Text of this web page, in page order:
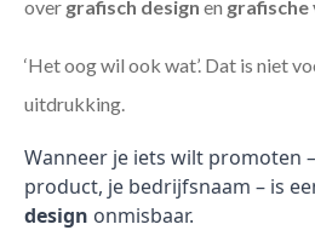
over grafisch design en
‘Het oog wil ook wat’. Dat is niet
uitdrukking.
Wanneer je iets wilt promoten
product, je bedrijfsnaam – is
design onmisbaar.